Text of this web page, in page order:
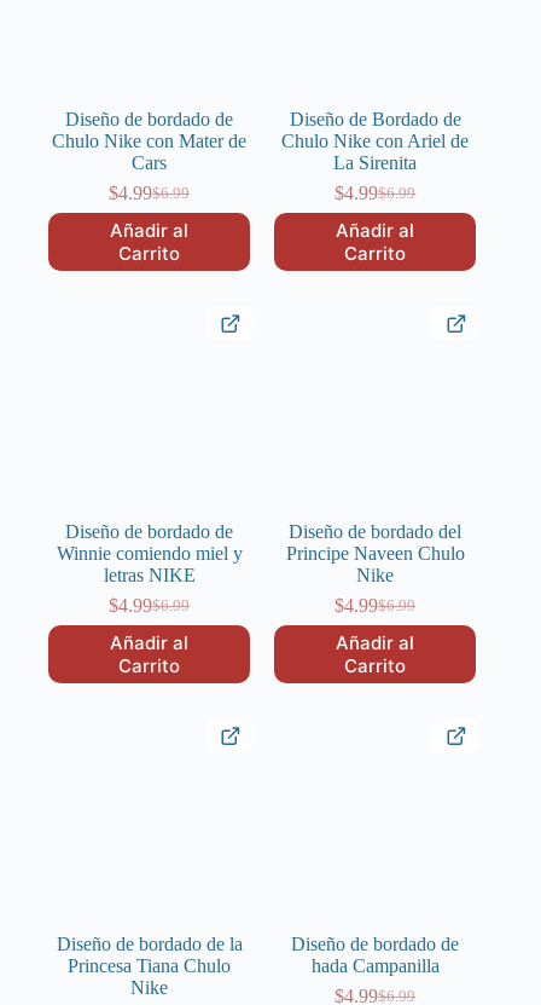
Diseño de bordado de
Chulo Nike con Mater de
Cars
$6.99
El
precio
original
era:
$4.99El
precio
actual
es:
Añadir al
Carrito
Diseño de Bordado de
Chulo Nike con Ariel de
La Sirenita
$6.99
El
precio
original
era:
$4.99El
precio
actual
es:
Añadir al
Carrito
Diseño de bordado de
Winnie comiendo miel y
letras NIKE
$6.99
El
precio
original
era:
$4.99El
precio
actual
es:
Añadir al
Carrito
Diseño de bordado del
Principe Naveen Chulo
Nike
$6.99
El
precio
original
era:
$4.99El
precio
actual
es:
Añadir al
Carrito
Diseño de bordado de la
Princesa Tiana Chulo
Nike
Diseño de bordado de
hada Campanilla
$6.99
$4.99